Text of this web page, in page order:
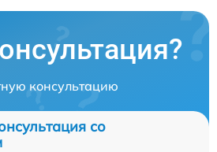
консультацию
со